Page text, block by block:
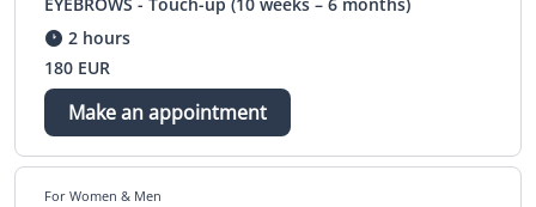
2 hours
180 EUR
Make an appointment
For Women & Men